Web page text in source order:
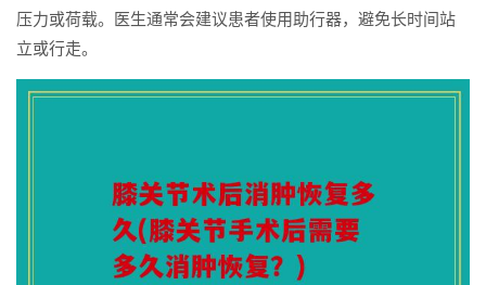
压力或荷载。医生通常会建议患者使用助行器，避免长时间站
立或行走。